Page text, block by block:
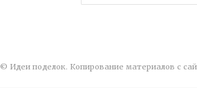
© Идеи поделок. Копирование материалов с